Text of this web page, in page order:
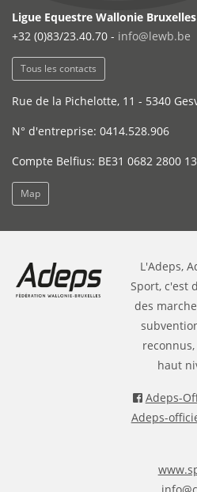
Ligue Equestre Wallonie
+32 (0)83/23.40.70 - info@lewb.be
Tous les contacts
Rue de la Pichelotte, 11 - 5340
N° d'entreprise: 0414.528.906
Compte Belfius: BE31 0682 2800
Map
L'Adeps,
Sport, c'est
des
haut
Adeps-
Adeps-